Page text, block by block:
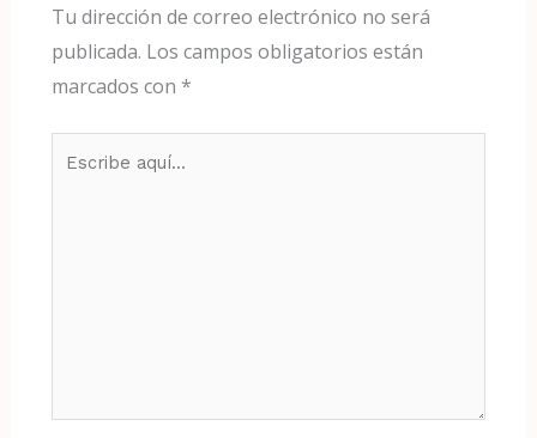
Tu dirección de correo electrónico no será
publicada. Los campos obligatorios están
marcados con *